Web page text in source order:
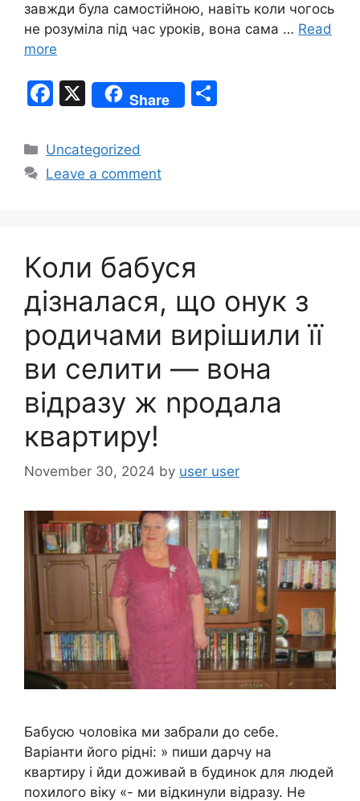
завжди була самостійною, навіть коли чогось
не розуміла під час уроків, вона сама … Read
more
F
c
e
k
X Share
Categories
Uncategorized
Leave a comment
Коли бабуся
дізналася, що онук з
родичами вирішили її
ви селити — вона
відразу ж nродала
квартиру!
November 30, 2024 by user user
Бабусю чоловіка ми забрали до себе.
Варіанти його рідні: » пиши дарчу на
квартиру і йди доживай в будинок для людей
похилого віку «- ми відкинули відразу. Не